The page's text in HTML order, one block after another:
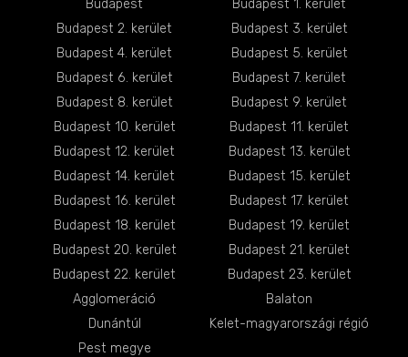
Budapest
Budapest 1. kerület
Budapest 2. kerület
Budapest 3. kerület
Budapest 4. kerület
Budapest 5. kerület
Budapest 6. kerület
Budapest 7. kerület
Budapest 8. kerület
Budapest 9. kerület
Budapest 10. kerület
Budapest 11. kerület
Budapest 12. kerület
Budapest 13. kerület
Budapest 14. kerület
Budapest 15. kerület
Budapest 16. kerület
Budapest 17. kerület
Budapest 18. kerület
Budapest 19. kerület
Budapest 20. kerület
Budapest 21. kerület
Budapest 22. kerület
Budapest 23. kerület
Agglomeráció
Balaton
Dunántúl
Kelet-magyarországi régió
Pest megye